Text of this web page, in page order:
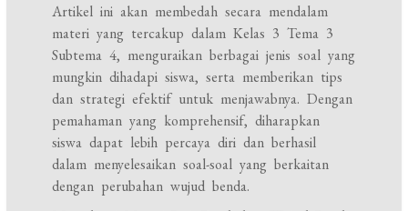
Artikel ini akan membedah secara mendalam
materi yang tercakup dalam Kelas 3 Tema 3
Subtema 4, menguraikan berbagai jenis soal yang
mungkin dihadapi siswa, serta memberikan tips
dan strategi efektif untuk menjawabnya. Dengan
pemahaman yang komprehensif, diharapkan
siswa dapat lebih percaya diri dan berhasil
dalam menyelesaikan soal-soal yang berkaitan
dengan perubahan wujud benda.